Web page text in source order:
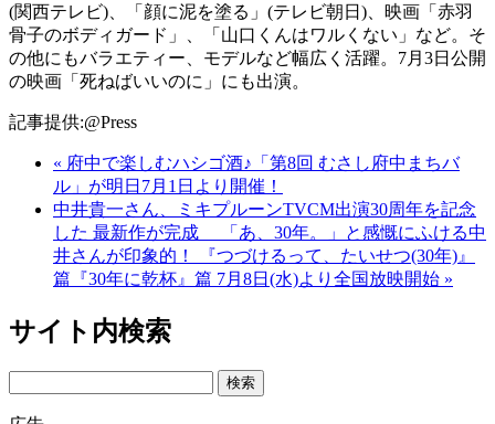
(関西テレビ)、「顔に泥を塗る」(テレビ朝日)、映画「赤羽
骨子のボディガード」、「山口くんはワルくない」など。そ
の他にもバラエティー、モデルなど幅広く活躍。7月3日公開
の映画「死ねばいいのに」にも出演。
記事提供:@Press
« 府中で楽しむハシゴ酒♪「第8回 むさし府中まちバ
ル」が明日7月1日より開催！
中井貴一さん、ミキプルーンTVCM出演30周年を記念
した 最新作が完成 「あ、30年。」と感慨にふける中
井さんが印象的！ 『つづけるって、たいせつ(30年)』
篇『30年に乾杯』篇 7月8日(水)より全国放映開始 »
サイト内検索
Search